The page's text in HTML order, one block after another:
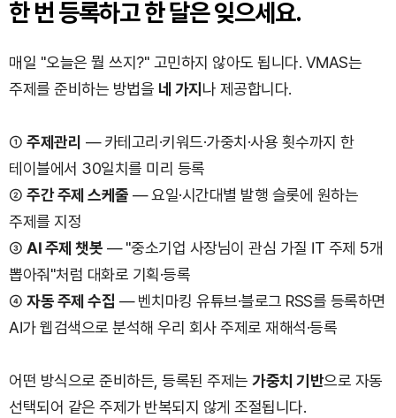
한 번 등록하고 한 달은 잊으세요.
매일 "오늘은 뭘 쓰지?" 고민하지 않아도 됩니다. VMAS는
주제를 준비하는 방법을 네 가지 나 제공합니다.
① 주제관리 — 카테고리·키워드·가중치·사용 횟수까지 한
테이블에서 30일치를 미리 등록
② 주간 주제 스케줄 — 요일·시간대별 발행 슬롯에 원하는
주제를 지정
③ AI 주제 챗봇 — "중소기업 사장님이 관심 가질 IT 주제 5개
뽑아줘"처럼 대화로 기획·등록
④ 자동 주제 수집 — 벤치마킹 유튜브·블로그 RSS를 등록하면
AI가 웹검색으로 분석해 우리 회사 주제로 재해석·등록
어떤 방식으로 준비하든, 등록된 주제는 가중치 기반으로 자동
선택되어 같은 주제가 반복되지 않게 조절됩니다.